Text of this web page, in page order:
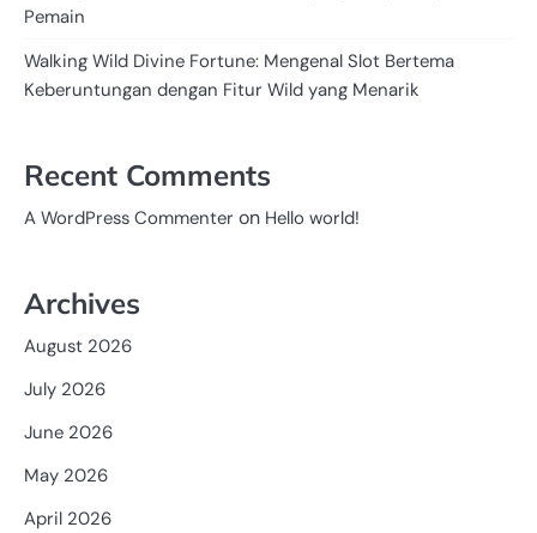
Pemain
Walking Wild Divine Fortune: Mengenal Slot Bertema
Keberuntungan dengan Fitur Wild yang Menarik
Recent Comments
A WordPress Commenter on Hello world!
Archives
August 2026
July 2026
June 2026
May 2026
April 2026